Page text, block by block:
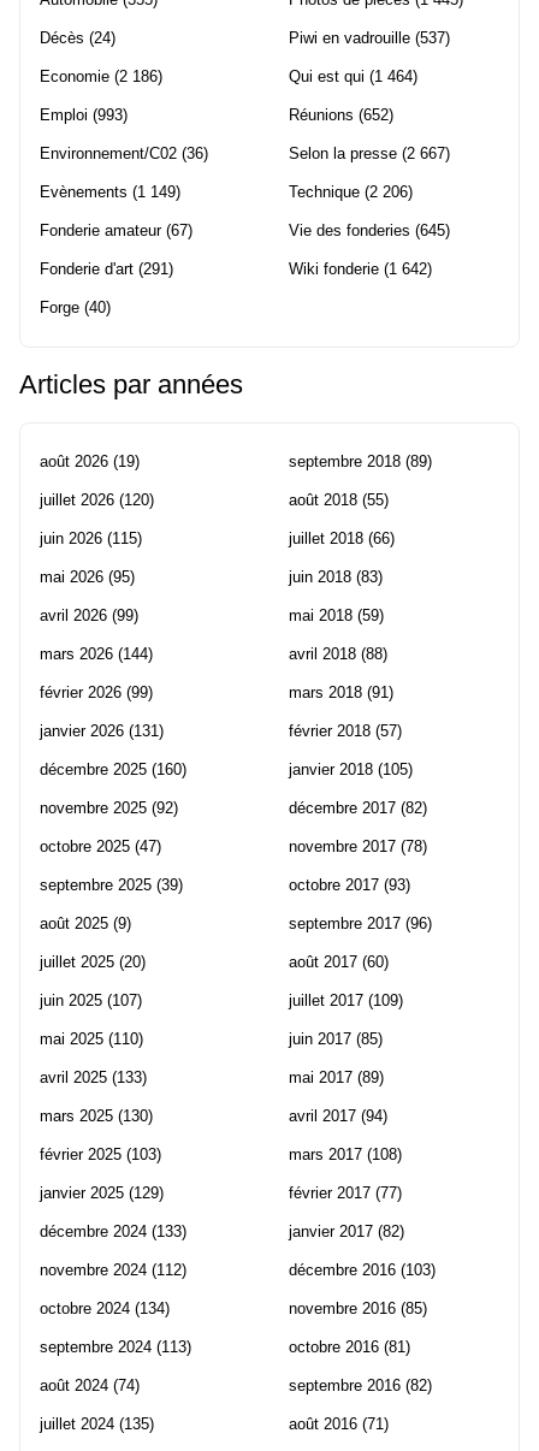
Décès (24)
Economie (2 186)
Emploi (993)
Environnement/C02 (36)
Evènements (1 149)
Fonderie amateur(67)
Fonderie d'art (291)
Forge (40)
Piwi en vadrouille (537)
Qui est qui (1 464)
Réunions (652)
Selon la presse (2 667)
Technique (2 206)
Vie des fonderies (645)
Wiki fonderie (1 642)
Articles par années
août 2026 (19)
juillet 2026 (120)
juin 2026 (115)
mai 2026 (95)
avril 2026 (99)
mars 2026 (144)
février 2026 (99)
janvier 2026 (131)
décembre 2025 (160)
novembre 2025 (92)
octobre 2025 (47)
septembre 2025 (39)
août 2025 (9)
juillet 2025 (20)
juin 2025 (107)
mai 2025 (110)
avril 2025 (133)
mars 2025 (130)
février 2025 (103)
janvier 2025 (129)
décembre 2024 (133)
novembre 2024 (112)
octobre 2024 (134)
septembre 2024 (113)
août 2024 (74)
juillet 2024 (135)
septembre 2018 (89)
août 2018 (55)
juillet 2018 (66)
juin 2018 (83)
mai 2018 (59)
avril 2018 (88)
mars 2018 (91)
février 2018 (57)
janvier 2018 (105)
décembre 2017 (82)
novembre 2017 (78)
octobre 2017 (93)
septembre 2017 (96)
août 2017 (60)
juillet 2017 (109)
juin 2017 (85)
mai 2017 (89)
avril 2017 (94)
mars 2017 (108)
février 2017 (77)
janvier 2017 (82)
décembre 2016 (103)
novembre 2016 (85)
octobre 2016 (81)
septembre 2016 (82)
août 2016 (71)